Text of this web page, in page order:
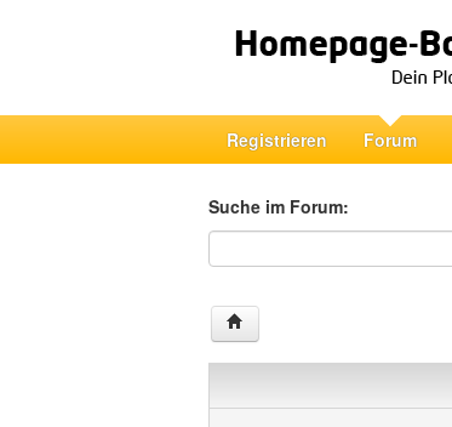
Registrieren Forum
Suche im Forum:
Suche im Forum